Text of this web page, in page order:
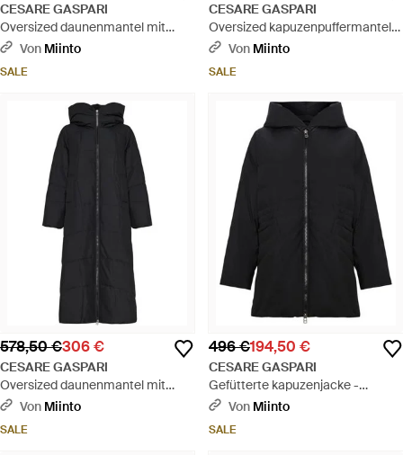
CESARE GASPARI
Oversized daunenmantel mit
kapuze und kunstpelzärmeln -
Von Miinto
SALE
CESARE GASPARI
Oversized kapuzenpuffermantel
mit kunstpelzbündchen - schwarz
Von Miinto
SALE
578,50 €306 €
CESARE GASPARI
Oversized daunenmantel mit
kapuze und kunstpelzärmeln -
Von Miinto
SALE
496 €194,50 €
CESARE GASPARI
Gefütterte kapuzenjacke -
schwarz
Von Miinto
SALE